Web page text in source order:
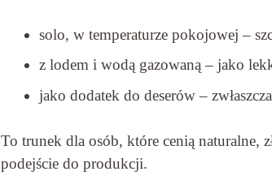
solo, w temperaturze pokojowej –
z lodem i wodą gazowaną – jako
jako dodatek do deserów –
To trunek dla osób, które cenią naturalne,
podejście do produkcji.